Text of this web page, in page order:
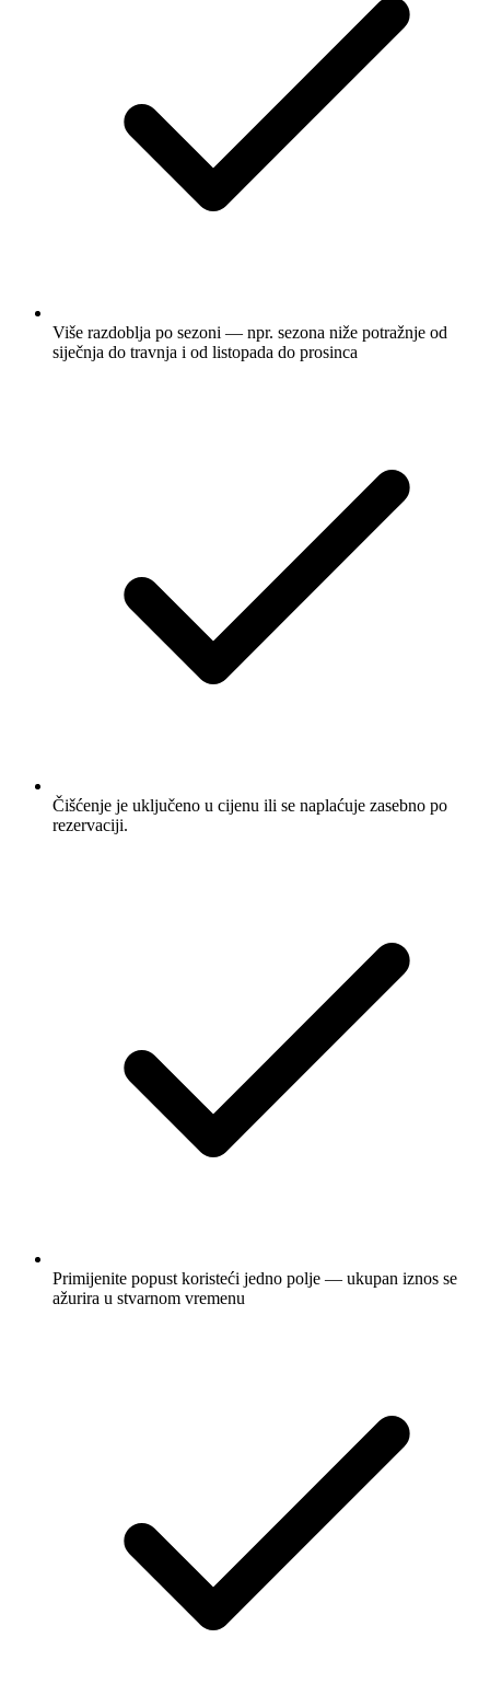
Više razdoblja po sezoni — npr. sezona niže potražnje od
siječnja do travnja i od listopada do prosinca
Čišćenje je uključeno u cijenu ili se naplaćuje zasebno po
rezervaciji.
Primijenite popust koristeći jedno polje — ukupan iznos se
ažurira u stvarnom vremenu